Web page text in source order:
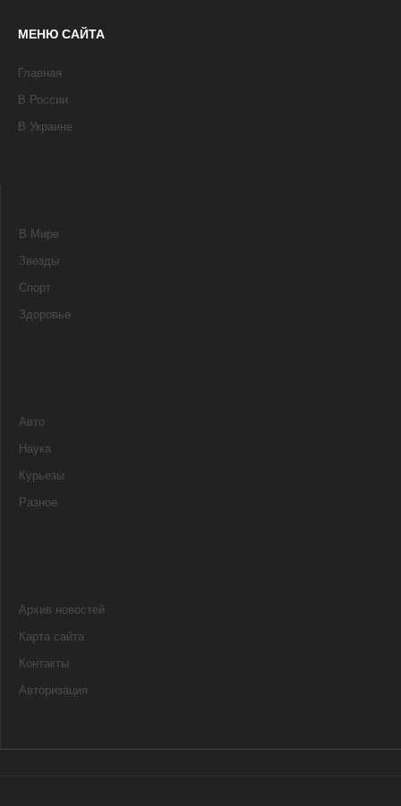
МЕНЮ САЙТА
Главная
В России
В Украине
В Мире
Звезды
Спорт
Здоровье
Авто
Наука
Курьезы
Разное
Архив новостей
Карта сайта
Контакты
Авторизация